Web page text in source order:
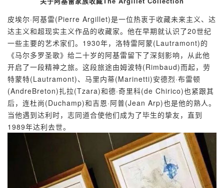
皮埃尔·阿基雷(Pierre Argillet)是一位热衷于收藏未来主义、达
达主义和超现实主义作品的收藏家。他在早期就认识了20世纪
一些主要的艺术家们。1930年，洛特雷阿蒙(Lautramont)的
《马尔多罗圣歌》给二十岁的阿基雷留下了深刻影响，从此他
开启了一段精神之旅。这段旅途由姆波特(Rimbaud)而起，劳
特蒙特(Lautramont)、马里内蒂(Marinetti)安德烈·布雷顿
(AndreBreton)扎拉(Tzara)和德·奇里科(de Chirico)也紧跟其
后，连杜尚(Duchamp)和吉恩·阿普(Jean Arp)也是他的熟人。
当他遇到达利时，志同道合使他们成为了毕生的挚友，直到
1989年达利去世。